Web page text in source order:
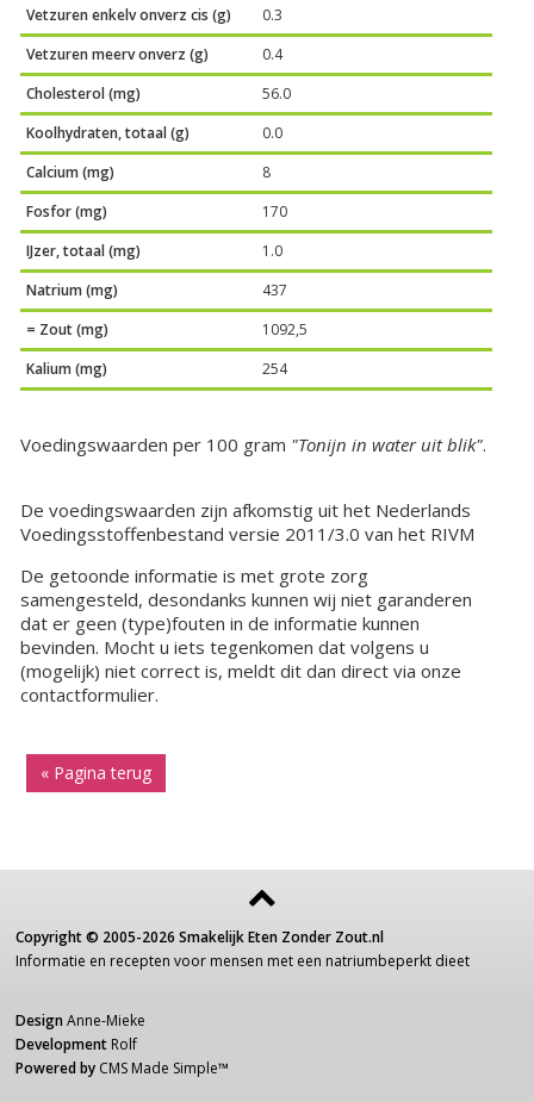
Vetzuren enkelv onverz cis (g)
0.3
Vetzuren meerv onverz (g)
0.4
Cholesterol (mg)
56.0
Koolhydraten, totaal (g)
0.0
Calcium (mg)
8
Fosfor (mg)
170
IJzer, totaal (mg)
1.0
Natrium (mg)
437
= Zout (mg)
1092,5
Kalium (mg)
254
Voedingswaarden per 100 gram "Tonijn in water uit blik".
De voedingswaarden zijn afkomstig uit het Nederlands
Voedingsstoffenbestand versie 2011/3.0 van het RIVM
De getoonde informatie is met grote zorg
samengesteld, desondanks kunnen wij niet garanderen
dat er geen (type)fouten in de informatie kunnen
bevinden. Mocht u iets tegenkomen dat volgens u
(mogelijk) niet correct is, meldt dit dan direct via onze
contactformulier.
« Pagina terug
Copyright © 2005-2026 Smakelijk Eten Zonder Zout.nl
Informatie en recepten voor mensen met een natriumbeperkt dieet
Design Anne-Mieke
Development Rolf
Powered by CMS Made Simple™